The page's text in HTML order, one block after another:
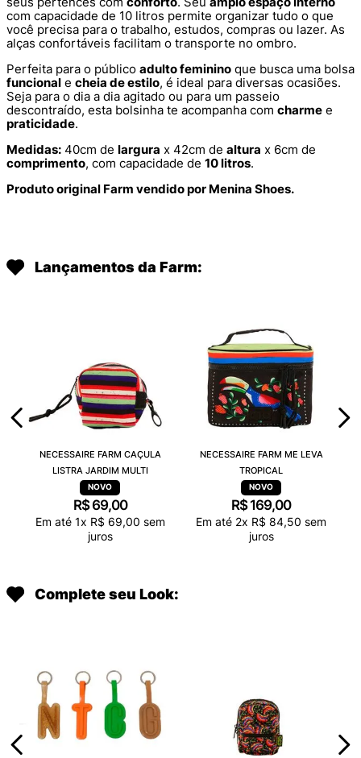
com capacidade de 10 litros permite organizar tudo o que
você precisa para o trabalho, estudos, compras ou lazer. As
alças confortáveis facilitam o transporte no ombro.
Perfeita para o público adulto feminino que busca uma bolsa
funcional e cheia de estilo, é ideal para diversas ocasiões.
Seja para o dia a dia agitado ou para um passeio
descontraído, esta bolsinha te acompanha com charme e
praticidade.
Medidas: 40cm de largura x 42cm de altura x 6cm de
comprimento, com capacidade de 10 litros.
Produto original Farm vendido por Menina Shoes.
Lançamentos da Farm:
NECESSAIRE FARM CAÇULA
LISTRA JARDIM MULTI
R$ 69,00
Em até 1x R$ 69,00 sem
juros
NECESSAIRE FARM ME LEVA
TROPICAL
R$ 169,00
Em até 2x R$ 84,50 sem
juros
Complete seu Look: